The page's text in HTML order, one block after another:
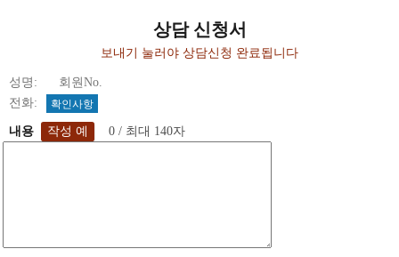
상담 신청서
보내기 눌러야 상담신청 완료됩니다
성명: 회원No.
전화:
확인사항
내용 0 / 최대 140자